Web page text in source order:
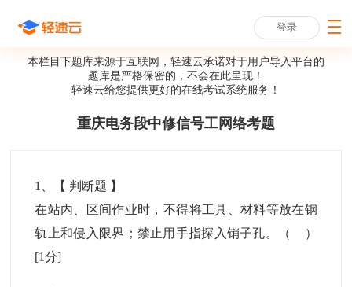
登录
本栏目下题库来源于互联网，轻速云承诺对于用户导入平台的
题库是严格保密的，不会在此呈现！
轻速云给您提供更好的在线考试系统服务！
重庆电务段中修信号工网络考题
1 、【 判断题 】
在站内、区间作业时，不得将工具、材料等放在钢
轨上和侵入限界；禁止用手指探入销子孔。（ ）
[1分]